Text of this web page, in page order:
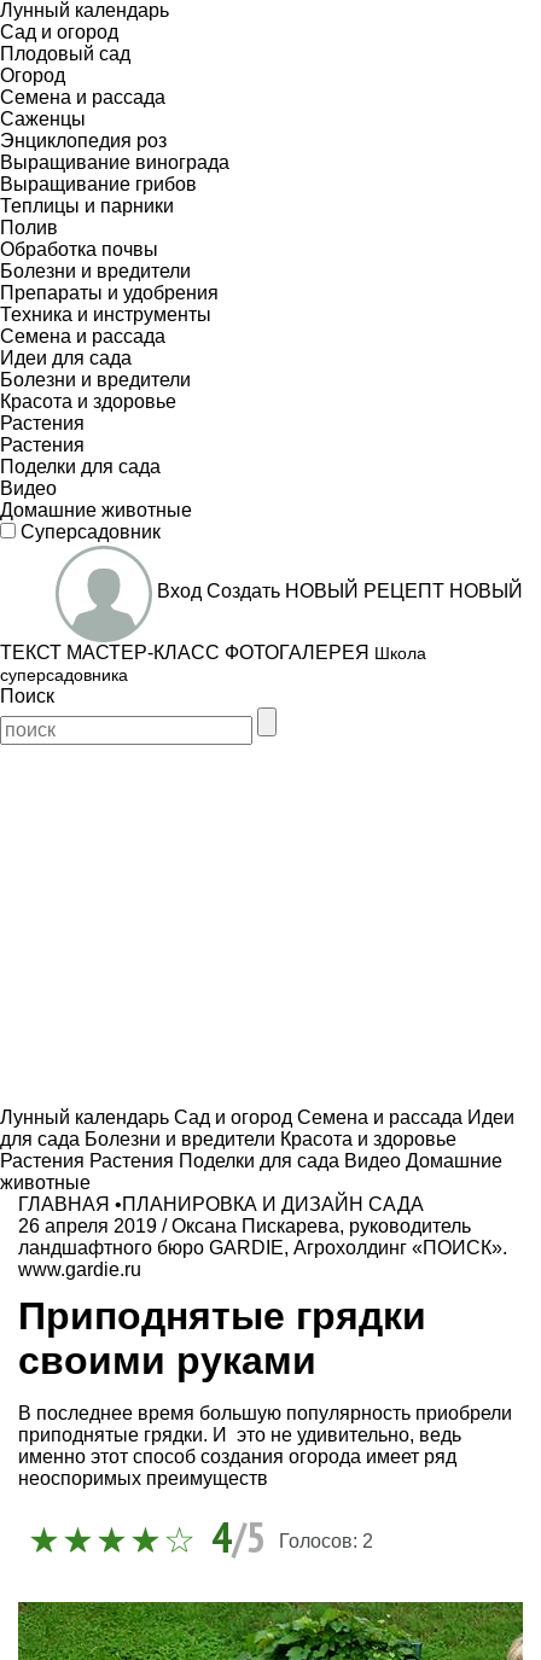
Лунный календарь
Сад и огород
Плодовый сад
Огород
Семена и рассада
Саженцы
Энциклопедия роз
Выращивание винограда
Выращивание грибов
Теплицы и парники
Полив
Обработка почвы
Болезни и вредители
Препараты и удобрения
Техника и инструменты
Семена и рассада
Идеи для сада
Болезни и вредители
Красота и здоровье
Растения
Растения
Поделки для сада
Видео
Домашние животные
Суперсадовник
Вход Создать НОВЫЙ РЕЦЕПТ НОВЫЙ
ТЕКСТ МАСТЕР-КЛАСС ФОТОГАЛЕРЕЯ Школа
суперсадовника
Поиск
Лунный календарь Сад и огород Семена и рассада Идеи
для сада Болезни и вредители Красота и здоровье
Растения Растения Поделки для сада Видео Домашние
животные
ГЛАВНАЯ •ПЛАНИРОВКА И ДИЗАЙН САДА
26 апреля 2019 /Оксана Пискарева, руководитель
ландшафтного бюро GARDIE, Агрохолдинг «ПОИСК».
www.gardie.ru
Приподнятые грядки
своими руками
В последнее время большую популярность приобрели
приподнятые грядки. И это не удивительно, ведь
именно этот способ создания огорода имеет ряд
неоспоримых преимуществ
4/5 Голосов: 2